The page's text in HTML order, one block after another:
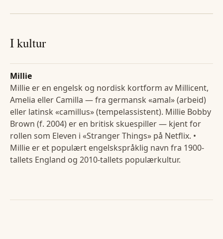
I kultur
Millie
Millie er en engelsk og nordisk kortform av Millicent,
Amelia eller Camilla — fra germansk «amal» (arbeid)
eller latinsk «camillus» (tempelassistent). Millie Bobby
Brown (f. 2004) er en britisk skuespiller — kjent for
rollen som Eleven i «Stranger Things» på Netflix. •
Millie er et populært engelskspråklig navn fra 1900-
tallets England og 2010-tallets populærkultur.